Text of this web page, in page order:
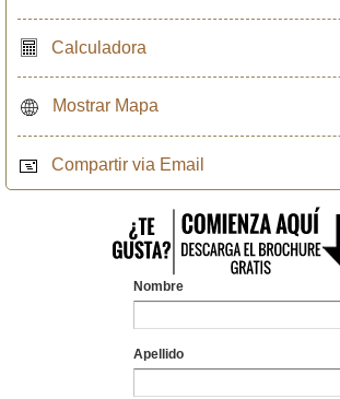
Calculadora
Mostrar Mapa
Compartir via Email
Nombre
Apellido